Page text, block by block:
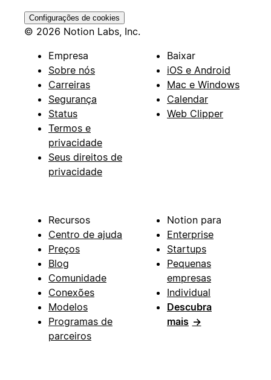
Configurações de cookies
© 2026 Notion Labs, Inc.
Empresa
Sobre nós
Carreiras
Segurança
Status
Termos e
privacidade
Seus direitos de
privacidade
Baixar
iOS e Android
Mac e Windows
Calendar
Web Clipper
Recursos
Centro de ajuda
Preços
Blog
Comunidade
Conexões
Modelos
Programas de
parceiros
Notion para
Enterprise
Startups
Pequenas
empresas
Individual
Descubra
mais →